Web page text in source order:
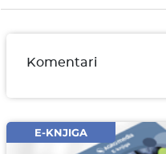
Komentari
Email* obavezno
E-KNJIGA